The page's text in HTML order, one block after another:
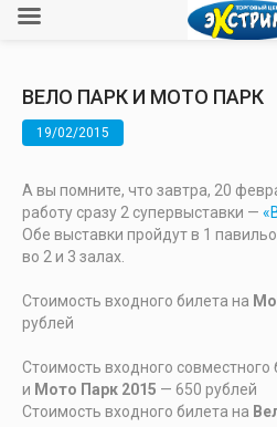
ВЕЛО ПАРК И МОТО ПАРК
19/02/2015
А вы помните, что завтра, 20
работу сразу 2 супервыставки —
Обе выставки пройдут в 1
во 2 и 3 залах.
Cтоимость входного билета на
pублей
Cтоимость входного совместного
и Mото Парк 2015 — 650 pублей
Cтоимость входного билета на